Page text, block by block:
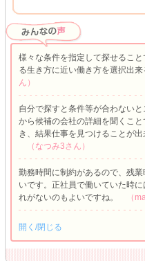
様々な条件を指定して探せるこ
る生き方に近い働き方を選択出来
ん）
自分で探すと条件等が合わない
から候補の会社の詳細を聞くこ
き、結果仕事を見つけることが
（なつみ3さん）
勤務時間に制約があるので、残
いです。正社員で働いていた時
れがないのもよいですね。
（
開く/閉じる